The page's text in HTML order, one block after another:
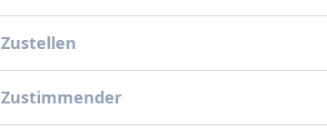
Zustellen
Zustimmender